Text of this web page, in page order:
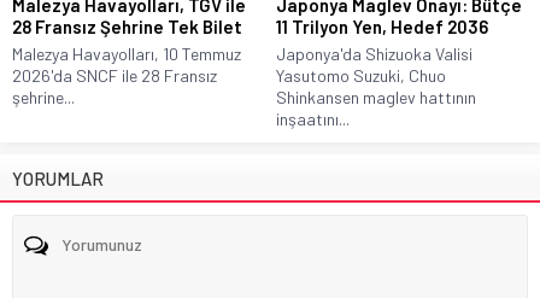
Malezya Havayolları, TGV ile
28 Fransız Şehrine Tek Bilet
Malezya Havayolları, 10 Temmuz
2026'da SNCF ile 28 Fransız
şehrine...
Japonya Maglev Onayı: Bütçe
11 Trilyon Yen, Hedef 2036
Japonya'da Shizuoka Valisi
Yasutomo Suzuki, Chuo
Shinkansen maglev hattının
inşaatını...
YORUMLAR